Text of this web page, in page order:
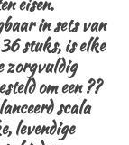
in sets van
stuks, is elke
zorgvuldig
om een ??
scala
levendige